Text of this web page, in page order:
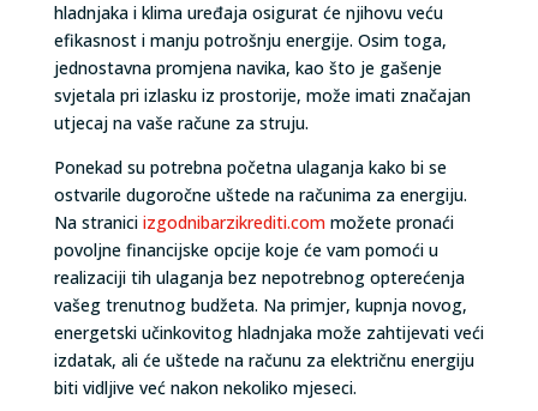
hladnjaka i klima uređaja osigurat će njihovu veću
efikasnost i manju potrošnju energije. Osim toga,
jednostavna promjena navika, kao što je gašenje
svjetala pri izlasku iz prostorije, može imati značajan
utjecaj na vaše račune za struju.
Ponekad su potrebna početna ulaganja kako bi se
ostvarile dugoročne uštede na računima za energiju.
Na stranici izgodnibarzikrediti.commožete pronaći
povoljne financijske opcije koje će vam pomoći u
realizaciji tih ulaganja bez nepotrebnog opterećenja
vašeg trenutnog budžeta. Na primjer, kupnja novog,
energetski učinkovitog hladnjaka može zahtijevati veći
izdatak, ali će uštede na računu za električnu energiju
biti vidljive već nakon nekoliko mjeseci.